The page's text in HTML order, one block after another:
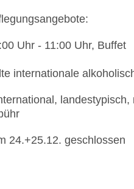
Uhr - 11:00 Uhr, Buffet
internationale
24.+25.12. geschlossen